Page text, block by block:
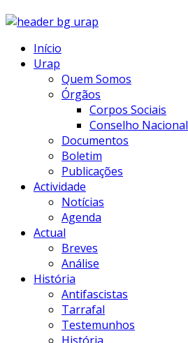
Início
Urap
Quem Somos
Órgãos
Corpos Sociais
Conselho Nacional
Documentos
Boletim
Publicações
Actividade
Notícias
Agenda
Actual
Breves
Análise
História
Antifascistas
Tarrafal
Testemunhos